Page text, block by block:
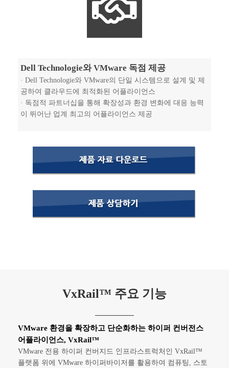
Dell Technologie와 VMware 독점 제공
· Dell Technologie와 VMware의 단일 시스템으로 설계 및 제
공하여 클라우드에 최적화된 어플라이언스
· 독점적 파트너십을 통해 확장성과 환경 변화에 대응 능력
이 뛰어난 업계 최고의 어플라이언스 제공
VxRail™ 주요 기능
VMware 환경을 확장하고 단순화하는 하이퍼 컨버전스
어플라이언스, VxRail™
VMware 전용 하이퍼 컨버지드 인프라스트럭처인 VxRail™
플랫폼 위에 VMware 하이퍼바이저를 활용하여 컴퓨팅, 스토